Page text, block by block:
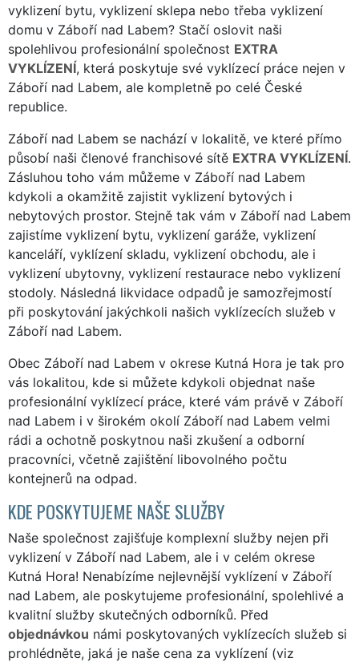
vyklizení bytu, vyklizení sklepa nebo třeba vyklizení
domu v Záboří nad Labem? Stačí oslovit naši
spolehlivou profesionální společnost EXTRA
VYKLÍZENÍ, která poskytuje své vyklízecí práce nejen v
Záboří nad Labem, ale kompletně po celé České
republice.
Záboří nad Labem se nachází v lokalitě, ve které přímo
působí naši členové franchisové sítě EXTRA VYKLÍZENÍ.
Zásluhou toho vám můžeme v Záboří nad Labem
kdykoli a okamžitě zajistit vyklizení bytových i
nebytových prostor. Stejně tak vám v Záboří nad Labem
zajistíme vyklizení bytu, vyklizení garáže, vyklizení
kanceláří, vyklízení skladu, vyklizení obchodu, ale i
vyklizení ubytovny, vyklizení restaurace nebo vyklizení
stodoly. Následná likvidace odpadů je samozřejmostí
při poskytování jakýchkoli našich vyklízecích služeb v
Záboří nad Labem.
Obec Záboří nad Labem v okrese Kutná Hora je tak pro
vás lokalitou, kde si můžete kdykoli objednat naše
profesionální vyklízecí práce, které vám právě v Záboří
nad Labem i v širokém okolí Záboří nad Labem velmi
rádi a ochotně poskytnou naši zkušení a odborní
pracovníci, včetně zajištění libovolného počtu
kontejnerů na odpad.
KDE POSKYTUJEME NAŠE SLUŽBY
Naše společnost zajišťuje komplexní služby nejen při
vyklizení v Záboří nad Labem, ale i v celém okrese
Kutná Hora! Nenabízíme nejlevnější vyklízení v Záboří
nad Labem, ale poskytujeme profesionální, spolehlivé a
kvalitní služby skutečných odborníků. Před
objednávkou námi poskytovaných vyklízecích služeb si
prohlédněte, jaká je naše cena za vyklízení (viz